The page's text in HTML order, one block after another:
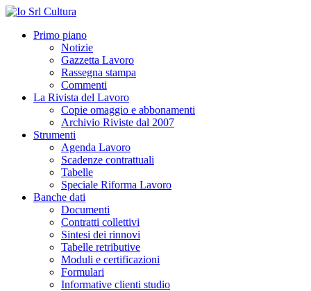
Primo piano
Notizie
Gazzetta Lavoro
Rassegna stampa
Commenti
La Rivista del Lavoro
Copie omaggio e abbonamenti
Archivio Riviste dal 2007
Strumenti
Agenda Lavoro
Scadenze contrattuali
Tabelle
Speciale Riforma Lavoro
Banche dati
Documenti
Contratti collettivi
Sintesi dei rinnovi
Tabelle retributive
Moduli e certificazioni
Formulari
Informative clienti studio